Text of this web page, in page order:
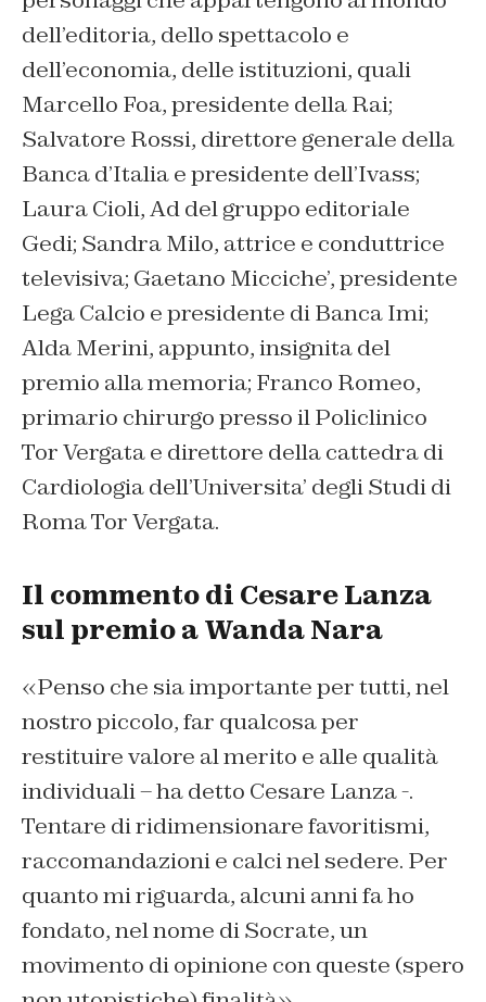
dell’editoria, dello spettacolo e
dell’economia, delle istituzioni, quali
Marcello Foa, presidente della Rai;
Salvatore Rossi, direttore generale della
Banca d’Italia e presidente dell’Ivass;
Laura Cioli, Ad del gruppo editoriale
Gedi; Sandra Milo, attrice e conduttrice
televisiva; Gaetano Micciche’, presidente
Lega Calcio e presidente di Banca Imi;
Alda Merini, appunto, insignita del
premio alla memoria; Franco Romeo,
primario chirurgo presso il Policlinico
Tor Vergata e direttore della cattedra di
Cardiologia dell’Universita’ degli Studi di
Roma Tor Vergata.
Il commento di Cesare Lanza
sul premio a Wanda Nara
«Penso che sia importante per tutti, nel
nostro piccolo, far qualcosa per
restituire valore al merito e alle qualità
individuali – ha detto Cesare Lanza -.
Tentare di ridimensionare favoritismi,
raccomandazioni e calci nel sedere. Per
quanto mi riguarda, alcuni anni fa ho
fondato, nel nome di Socrate, un
movimento di opinione con queste (spero